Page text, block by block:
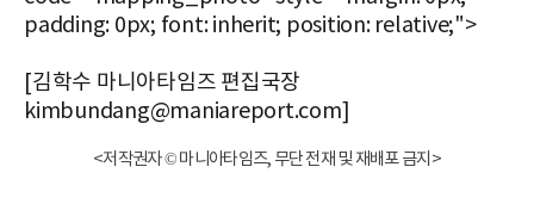
padding: 0px; font: inherit; position: relative;">
[김학수 마니아타임즈 편집국장
kimbundang@maniareport.com]
<저작권자 © 마니아타임즈, 무단 전재 및 재배포 금지>